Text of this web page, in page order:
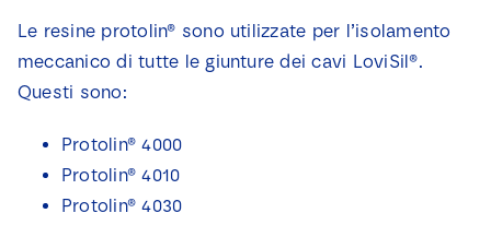
Le resine protolin® sono utilizzate per l’isolamento
meccanico di tutte le giunture dei cavi LoviSil®.
Questi sono:
Protolin® 4000
Protolin® 4010
Protolin® 4030